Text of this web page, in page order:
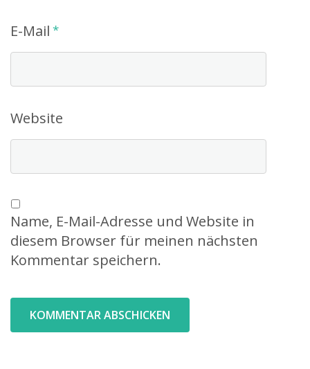
E-Mail *
Website
Name, E-Mail-Adresse und Website in
diesem Browser für meinen nächsten
Kommentar speichern.